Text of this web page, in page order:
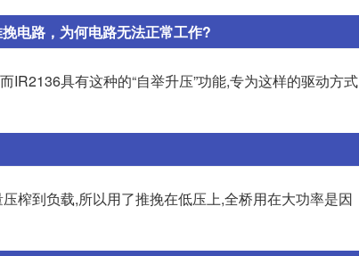
电路，为何电路无法正常工作?
具有这种的“自举升压”功能,专为这样的驱动方式
榨到负载,所以用了推挽在低压上,全桥用在大功率是因